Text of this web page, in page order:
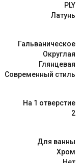
PLY
Латунь
Гальваническое
Округлая
Глянцевая
Современный стиль
На 1 отверстие
2
Для ванны
Хром